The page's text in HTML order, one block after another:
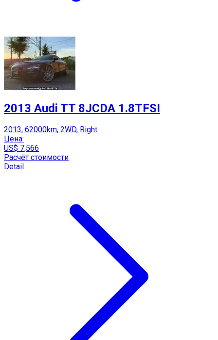
2013 Audi TT 8JCDA 1.8TFSI
2013, 62000km, 2WD, Right
Цена:
US$ 7,566
Расчёт стоимости
Detail